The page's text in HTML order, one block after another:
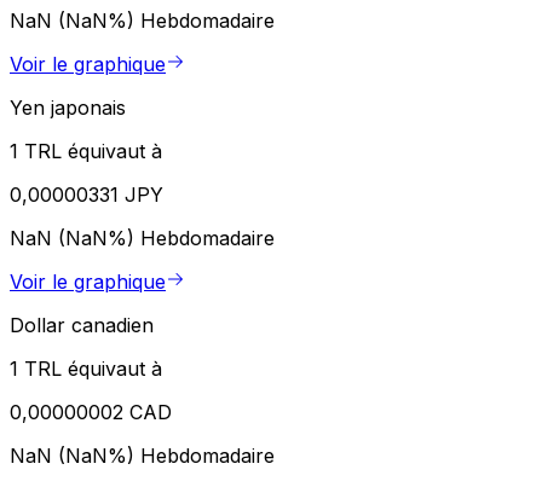
NaN (NaN%) Hebdomadaire
Voir le graphique
Yen japonais
1 TRL équivaut à
0,00000331 JPY
NaN (NaN%) Hebdomadaire
Voir le graphique
Dollar canadien
1 TRL équivaut à
0,00000002 CAD
NaN (NaN%) Hebdomadaire